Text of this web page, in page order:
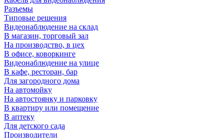
Разъемы
Типовые решения
Видеонаблюдение на склад
В магазин, торговый зал
На производство, в цех
В офисе, коворкинге
Видеонаблюдение на улице
В кафе, ресторан, бар
Для загородного дома
На автомойку
На автостоянку и парковку
В квартиру или помещение
В аптеку
Для детского сада
Производители